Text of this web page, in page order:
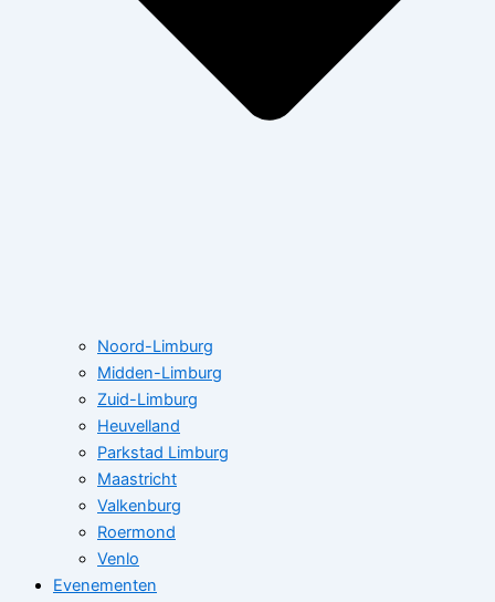
Noord-Limburg
Midden-Limburg
Zuid-Limburg
Heuvelland
Parkstad Limburg
Maastricht
Valkenburg
Roermond
Venlo
Evenementen